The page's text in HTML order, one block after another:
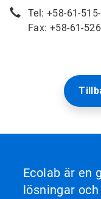
Tel: +58-61-
Fax: +58-61-
Ecolab är en
lösningar